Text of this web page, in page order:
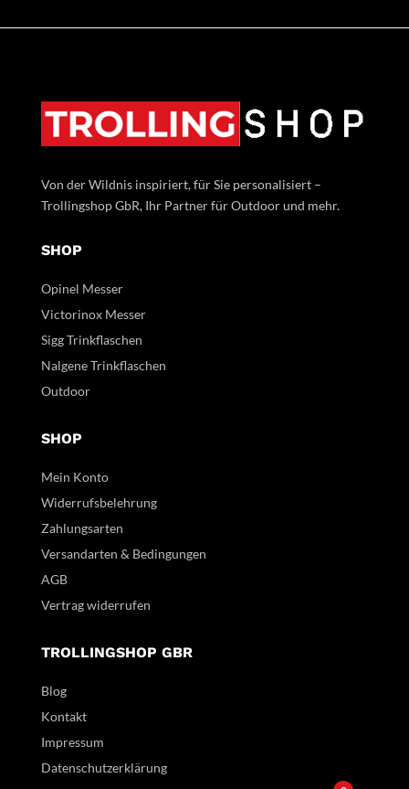
Von der Wildnis inspiriert, für Sie personalisiert –
Trollingshop GbR, Ihr Partner für Outdoor und mehr.
SHOP
Opinel Messer
Victorinox Messer
Sigg Trinkflaschen
Nalgene Trinkflaschen
Outdoor
SHOP
Mein Konto
Widerrufsbelehrung
Zahlungsarten
Versandarten & Bedingungen
AGB
Vertrag widerrufen
TROLLINGSHOP GBR
Blog
Kontakt
Impressum
Datenschutzerklärung